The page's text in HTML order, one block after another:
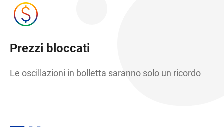
Prezzi bloccati
Le oscillazioni in bolletta saranno solo un ricordo